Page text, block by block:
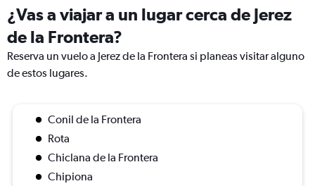
¿Vas a viajar a un lugar cerca de Jerez
de la Frontera?
Reserva un vuelo a Jerez de la Frontera si planeas visitar alguno
de estos lugares.
Conil de la Frontera
Rota
Chiclana de la Frontera
Chipiona